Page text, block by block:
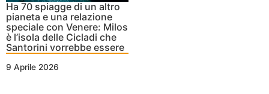
Ha 70 spiagge di un altro
pianeta e una relazione
speciale con Venere: Milos
è l’isola delle Cicladi che
Santorini vorrebbe essere
9 Aprile 2026